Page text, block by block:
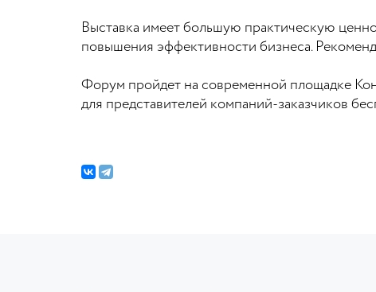
Выставка имеет большую практическую
повышения эффективности бизнеса.
Форум пройдет на современной площадке
для представителей компаний-заказчиков